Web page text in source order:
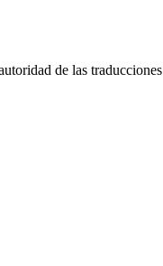
de las traducciones